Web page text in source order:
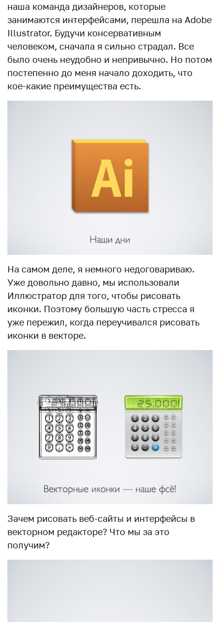
наша команда дизайнеров, которые
занимаются интерфейсами, перешла на Adobe
Illustrator. Будучи консервативным
человеком, сначала я сильно страдал. Все
было очень неудобно и непривычно. Но потом
постепенно до меня начало доходить, что
кое-какие преимущества есть.
На самом деле, я немного недоговариваю.
Уже довольно давно, мы использовали
Иллюстратор для того, чтобы рисовать
иконки. Поэтому большую часть стресса я
уже пережил, когда переучивался рисовать
иконки в векторе.
Зачем рисовать веб-сайты и интерфейсы в
векторном редакторе? Что мы за это
получим?